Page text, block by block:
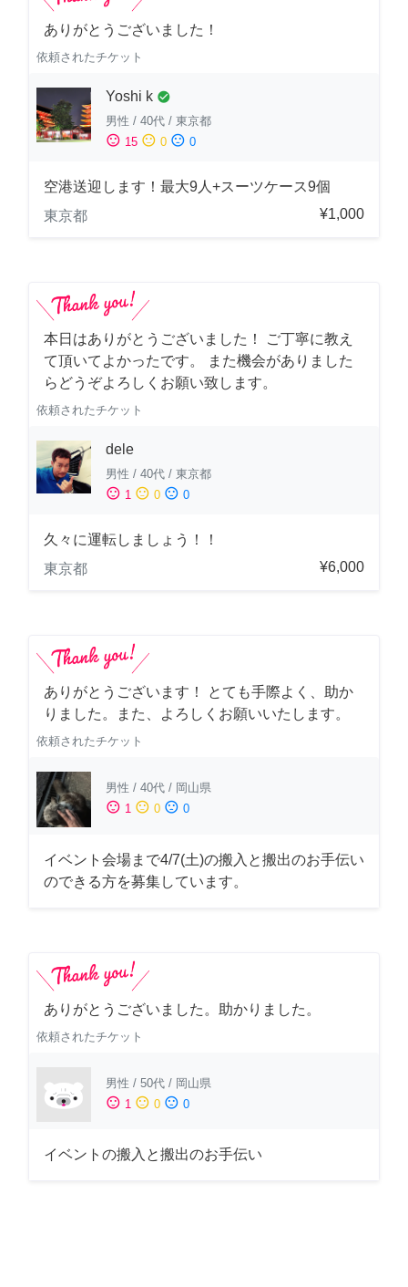
ありがとうございました！
依頼されたチケット
Yoshi k check_circle
男性 / 40代 / 東京都
sentiment_satisfied 15 sentiment_neutral 0 sentiment_dissatisfied 0
空港送迎します！最大9人+スーツケース9個
東京都
¥1,000
本日はありがとうございました！ ご丁寧に教え
て頂いてよかったです。 また機会がありました
らどうぞよろしくお願い致します。
依頼されたチケット
dele
男性 / 40代 / 東京都
sentiment_satisfied 1 sentiment_neutral 0 sentiment_dissatisfied 0
久々に運転しましょう！！
東京都
¥6,000
ありがとうございます！ とても手際よく、助か
りました。また、よろしくお願いいたします。
依頼されたチケット
男性 / 40代 / 岡山県
sentiment_satisfied 1 sentiment_neutral 0 sentiment_dissatisfied 0
イベント会場まで4/7(土)の搬入と搬出のお手伝い
のできる方を募集しています。
ありがとうございました。助かりました。
依頼されたチケット
男性 / 50代 / 岡山県
sentiment_satisfied 1 sentiment_neutral 0 sentiment_dissatisfied 0
イベントの搬入と搬出のお手伝い